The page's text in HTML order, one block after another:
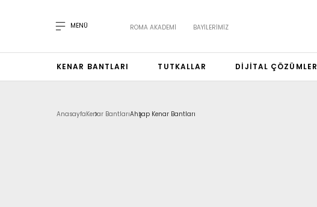
MENÜ ROMA AKADEMI BAYILERIMIZ
KENAR BANTLARI TUTKALLAR DIJITAL ÇÖZÜMLER
AnasayfaKenar BantlarıAhşap Kenar Bantları